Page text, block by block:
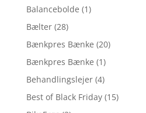
Balancebolde (1)
Bælter (28)
Bænkpres Bænke (20)
Bænkpres Bænke (1)
Behandlingslejer (4)
Best of Black Friday (15)